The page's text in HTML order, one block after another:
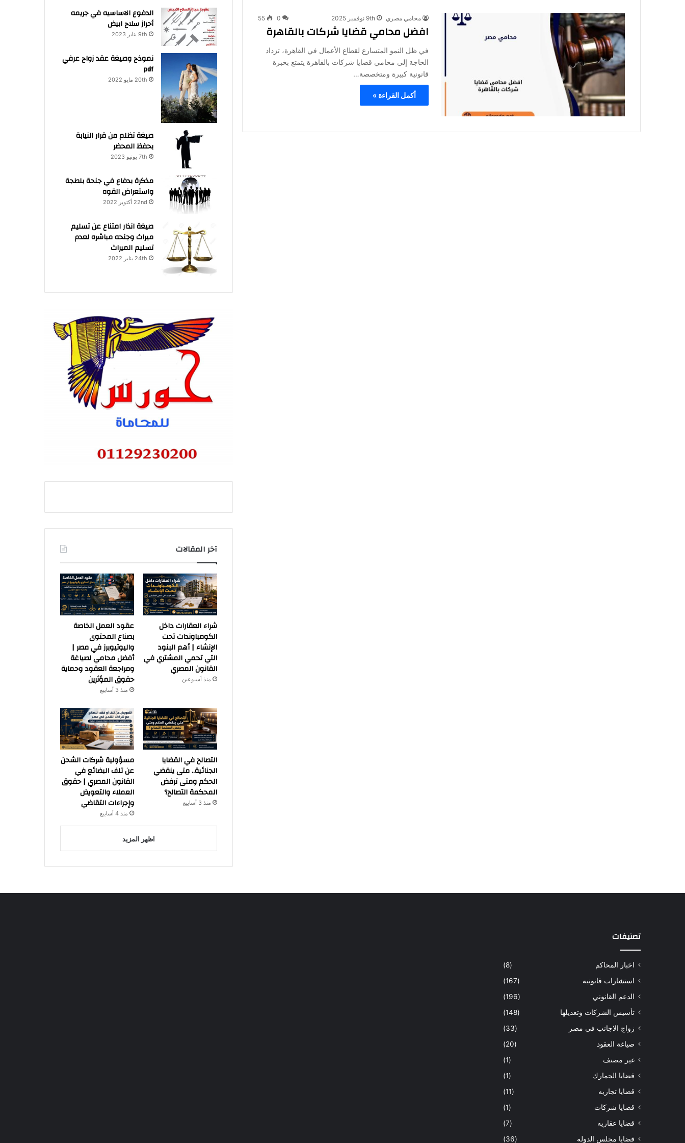
محامي مصري 9th نوفمبر 2025 0
55
افضل محامي قضايا شركات بالقاهرة
في ظل النمو المتسارع لقطاع الأعمال في القاهرة، تزداد
الحاجة إلى محامي قضايا شركات بالقاهرة يتمتع بخبرة
قانونية كبيرة ومتخصصة…
أكمل القراءة »
الدفوع الاساسيه في جريمه
أحراز سلاح ابيض
9th يناير 2023
نموذج وصيغة عقد زواج عرفي
pdf
20th مايو 2022
صيغة تظلم من قرار النيابة
بحفظ المحضر
7th يونيو 2023
مذكرة بدفاع في جنحة بلطجة
واستعراض القوه
22nd أكتوبر 2022
صيغة انذار امتناع عن تسليم
ميراث وجنحه مباشره لعدم
تسليم الميراث
24th يناير 2022
آخر المقالات
شراء العقارات داخل
الكومباوندات تحت
الإنشاء | أهم البنود
التي تحمي المشتري في
القانون المصري
منذ أسبوعين
عقود العمل الخاصة
بصناع المحتوى
واليوتيوبرز في مصر |
أفضل محامي لصياغة
ومراجعة العقود وحماية
حقوق المؤثرين
منذ 3 أسابيع
التصالح في القضايا
الجنائية.. متى ينقضي
الحكم ومتى ترفض
المحكمة التصالح؟
منذ 3 أسابيع
مسؤولية شركات الشحن
عن تلف البضائع في
القانون المصري | حقوق
العملاء والتعويض
وإجراءات التقاضي
منذ 4 أسابيع
اظهر المزيد
تصنيفات
اخبار المحاكم
(8)
استشارات قانونيه
(167)
الدعم القانوني
(196)
تأسيس الشركات وتعديلها
(148)
زواج الاجانب في مصر
(33)
صياغة العقود
(20)
غير مصنف
(1)
قضايا الجمارك
(1)
قضايا تجاريه
(11)
قضايا شركات
(1)
قضايا عقاريه
(7)
قضايا مجلس الدوله
(36)